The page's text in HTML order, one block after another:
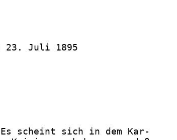
23. Juli 1895
scheint sich in dem Kar-